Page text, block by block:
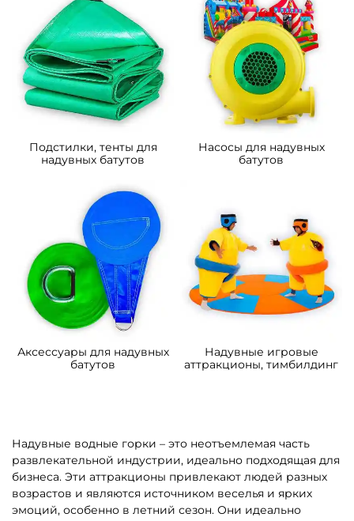
Подстилки, тенты для
надувных батутов
Насосы для надувных
батутов
Аксессуары для надувных
батутов
Надувные игровые
аттракционы, тимбилдинг
Надувные водные горки – это неотъемлемая часть
развлекательной индустрии, идеально подходящая для
бизнеса. Эти аттракционы привлекают людей разных
возрастов и являются источником веселья и ярких
эмоций, особенно в летний сезон. Они идеально